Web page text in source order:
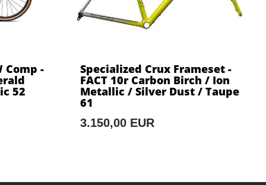
Comp -
52
Specialized Crux Frameset -
FACT 10r Carbon Birch / Ion
Metallic / Silver Dust / Taupe
61
3.150,00 EUR